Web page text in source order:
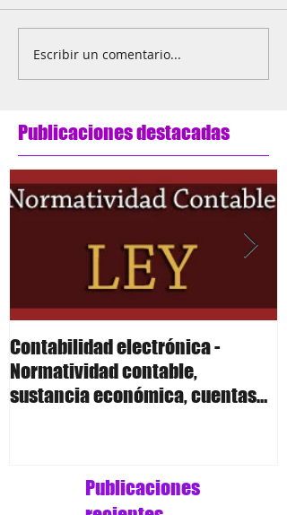
Publicaciones destacadas
Publicaciones
Escribir un comentario...
Contabilidad electrónica -
Normatividad contable,
sustancia económica, cuentas